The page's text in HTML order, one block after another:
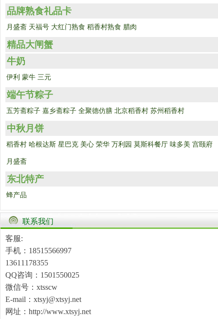
品牌熟食礼品卡
月盛斋 天福号 大红门熟食 稻香村熟食 腊肉
精品大闸蟹
牛奶
伊利 蒙牛 三元
端午节粽子
五芳斋粽子 嘉乡斋粽子 全聚德仿膳 北京稻香村 苏州稻香村
中秋月饼
稻香村 哈根达斯 星巴克 美心 荣华 万利园 莫斯科餐厅 味多美 宫颐府
月盛斋
东北特产
蜂产品
联系我们
客服:
手机：18515566997
13611178355
QQ咨询：1501550025
微信号：xtsscw
E-mail：xtsyj@xtsyj.net
网址：http://www.xtsyj.net